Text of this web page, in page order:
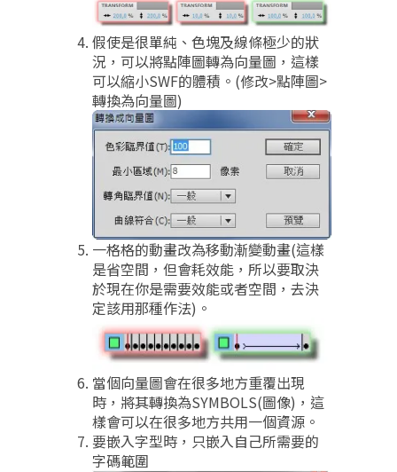
假使是很單純、色塊及線條極少的狀
況，可以將點陣圖轉為向量圖，這樣
可以縮小SWF的體積。(修改>點陣圖>
轉換為向量圖)
一格格的動畫改為移動漸變動畫(這樣
是省空間，但會耗效能，所以要取決
於現在你是需要效能或者空間，去決
定該用那種作法)。
當個向量圖會在很多地方重覆出現
時，將其轉換為SYMBOLS(圖像)，這
樣會可以在很多地方共用一個資源。
要嵌入字型時，只嵌入自己所需要的
字碼範圍